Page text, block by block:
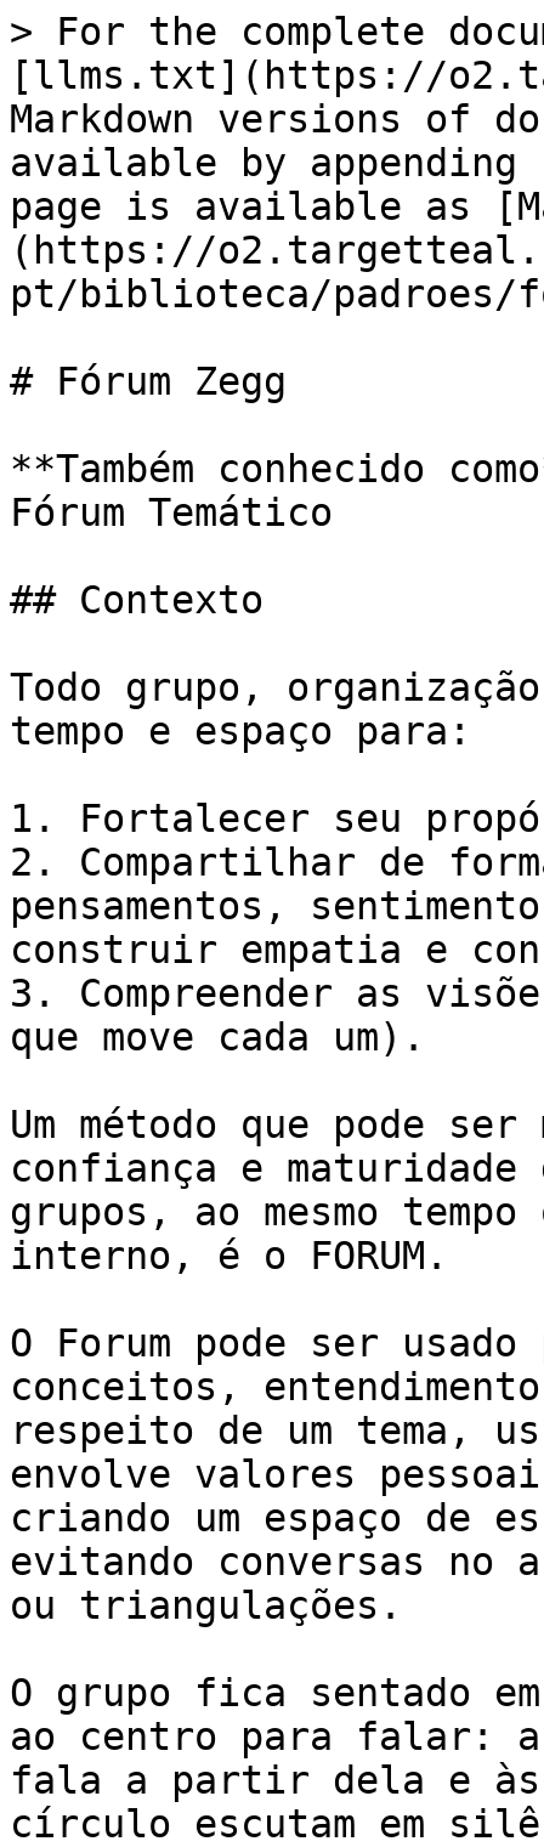
> For the complete
[llms.txt](https://
Markdown versions of
available by
page is available as
(https://
pt/biblioteca/padroes/
# Fórum Zegg
**Também conhecido
Fórum Temático
## Contexto
Todo grupo,
tempo e espaço para:
1. Fortalecer seu
2. Compartilhar de
pensamentos,
construir empatia e
3. Compreender as
que move cada um).
Um método que pode
confiança e maturidade
grupos, ao mesmo
interno, é o FORUM.
O Forum pode ser
conceitos,
respeito de um tema,
envolve valores
criando um espaço de
evitando conversas no
ou triangulações.
O grupo fica sentado
ao centro para falar: a
fala a partir dela e às
círculo escutam em